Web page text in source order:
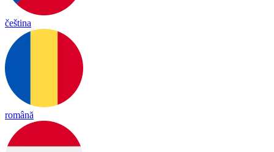
čeština
română